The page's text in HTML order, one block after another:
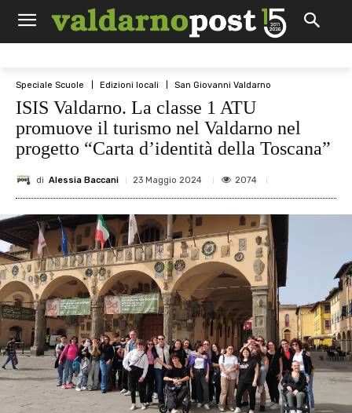
Speciale Scuole Edizioni locali San Giovanni Valdarno
ISIS Valdarno. La classe 1 ATU
promuove il turismo nel Valdarno nel
progetto “Carta d’identità della Toscana”
di Alessia Baccani 23 Maggio 2024 2074